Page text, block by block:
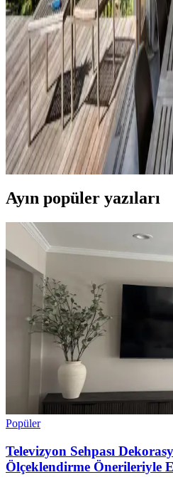
Ella satıcısından alınan Hermes
ve detaylı işçiliğiyle öne çıkıyor.
aşarken, fiyat ve orijinallik
Veranda Dekorasyonunda
ve Mobilya
Yöntemleri
Veranda dekorasyonunda bitkiler,
uyumlu kullanımı mekânı daha
seçimler verandanın atmosferini ve
Ayın popüler yazıları
Popüler
Televizyon Sehpası
Ölçeklendirme Önerileriyle